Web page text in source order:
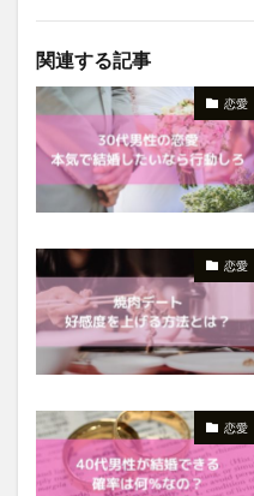
関連する記事
恋愛
恋愛
恋愛